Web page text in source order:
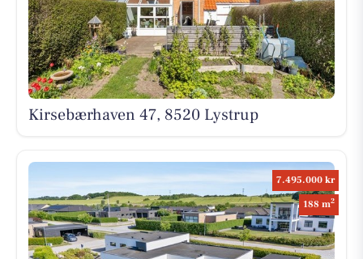
Kirsebærhaven 47, 8520 Lystrup
7.495.000 kr
188 m2